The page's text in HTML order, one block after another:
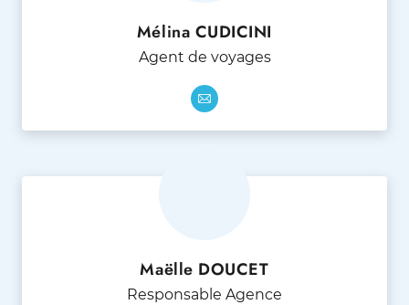
Mélina CUDICINI
Agent de voyages
Maëlle DOUCET
Responsable Agence